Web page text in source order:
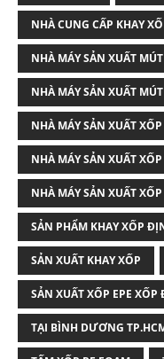
NHÀ CUNG CẤP KHAY
NHÀ MÁY SẢN XUẤT
NHÀ MÁY SẢN XUẤT
NHÀ MÁY SẢN XUẤT
NHÀ MÁY SẢN XUẤT
NHÀ MÁY SẢN XUẤT
SẢN PHẨM KHAY XỐP
SẢN XUẤT KHAY XỐP
SẢN XUẤT XỐP EPE
TẠI BÌNH DƯƠNG